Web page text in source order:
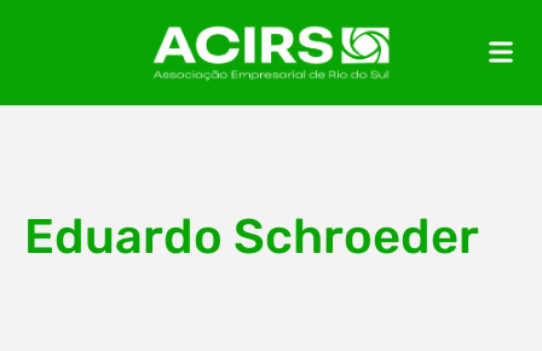
Eduardo Schroeder